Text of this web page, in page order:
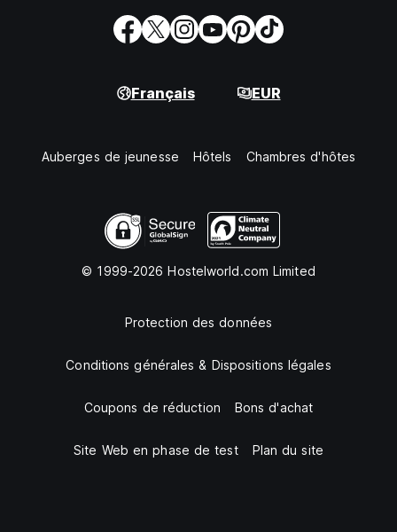
Français EUR
Auberges de jeunesse Hôtels Chambres d'hôtes
© 1999-2026 Hostelworld.com Limited
Protection des données
Conditions générales & Dispositions légales
Coupons de réduction Bons d'achat
Site Web en phase de test Plan du site